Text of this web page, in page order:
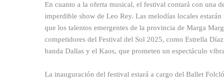
En cuanto a la oferta musical, el festival contará con una
imperdible show de Leo Rey. Las melodías locales
que los talentos emergentes de la provincia de Marga
competidores del Festival del Sol 2025, como Estrella
banda Dallas y el Kaos, que prometen un espectáculo
La inauguración del festival estará a cargo del Ballet